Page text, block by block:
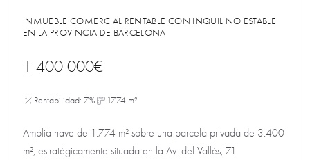
INMUEBLE COMERCIAL RENTABLE CON INQUILINO ESTABLE
EN LA PROVINCIA DE BARCELONA
1 400 000€
Rentabilidad: 7% 1774 m²
Amplia nave de 1.774 m² sobre una parcela privada de 3.400
m², estratégicamente situada en la Av. del Vallés, 71.